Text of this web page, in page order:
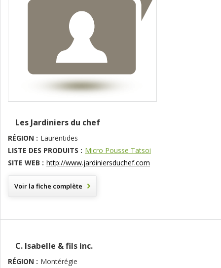
Les Jardiniers du chef
RÉGION : Laurentides
LISTE DES PRODUITS : Micro Pousse Tatsoi
SITE WEB : http://www.jardiniersduchef.com
Voir la fiche complète
C. Isabelle & fils inc.
RÉGION : Montérégie